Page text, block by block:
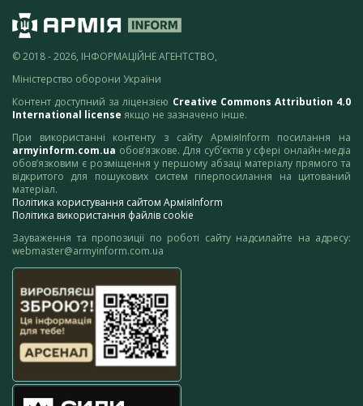
© 2018 - 2026, ІНФОРМАЦІЙНЕ АГЕНТСТВО,
Міністерство оборони України
Контент доступний за ліцензією Creative Commons Attribution 4.0
International license якщо не зазначено інше.
При використанні контенту з сайту АрміяInform посилання на
armyinform.com.ua обов’язкове. Для суб’єктів у сфері онлайн-медіа
обов’язковим є розміщення у першому абзаці матеріалу прямого та
відкритого для пошукових систем гіперпосилання на цитований
матеріал.
Політика користування сайтом АрміяInform
Політика використання файлів cookie
Зауваження та пропозиції по роботі сайту надсилайте на адресу:
webmaster@armyinform.com.ua